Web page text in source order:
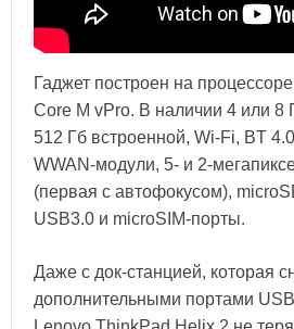
Гаджет построен на
Core M vPro. В наличии 4 или 8
512 Гб встроенной, Wi-Fi, BT
WWAN-модули, 5- и 2-
(первая с автофокусом),
USB3.0 и microSIM-порты.
Даже с док-станцией, которая
дополнительными портами